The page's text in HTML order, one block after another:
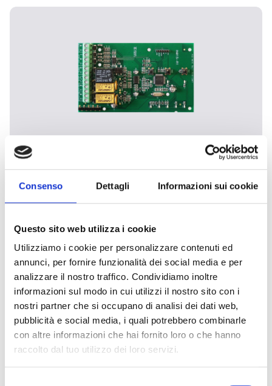
Consenso Dettagli Informazioni sui cookie
Questo sito web utilizza i cookie
Utilizziamo i cookie per personalizzare contenuti ed
annunci, per fornire funzionalità dei social media e per
analizzare il nostro traffico. Condividiamo inoltre
informazioni sul modo in cui utilizzi il nostro sito con i
nostri partner che si occupano di analisi dei dati web,
pubblicità e social media, i quali potrebbero combinarle
con altre informazioni che hai fornito loro o che hanno
raccolto dal tuo utilizzo dei loro servizi.
SmartLetLoose/ONE : carte
d'extinction de gaz certifiée EN
12094-1
qui permet de transformer les centrales
SmartLine et SmartLight en centrales d'extinction
à gaz, conformes à la norme EN 12094-1. Conçue
pour la gestion d'un circuit d'extinction, elle offre
toutes les fonctionnalités requises par la
réglementation, y compris la connexion aux
dispositifs et accessoires de contrôle du système
d'extinction. C'est la solution idéale pour les
installations qui exigent une sécurité maximale en
matière de protection contre les incendies à l'aide